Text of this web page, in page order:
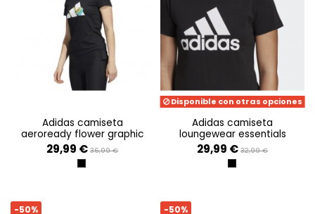
adidas camiseta
aeroready flower graphic
29,99 € 36,99 €
NEGRO
Disponible con otras opciones
adidas camiseta
loungewear essentials
29,99 € 32,99 €
BLACK/WHITE
-50% -50%